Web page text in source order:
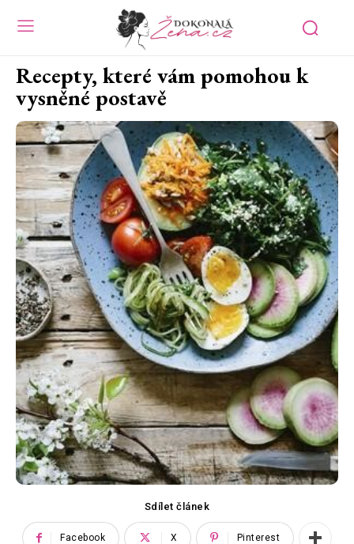
Recepty, které vám pomohou k
vysněné postavě
Sdílet článek
Facebook X Pinterest